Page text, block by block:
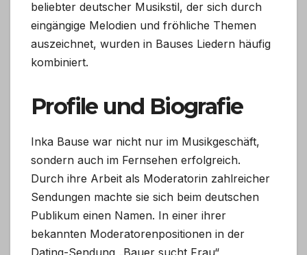
beliebter deutscher Musikstil, der sich durch
eingängige Melodien und fröhliche Themen
auszeichnet, wurden in Bauses Liedern häufig
kombiniert.
Profile und Biografie
Inka Bause war nicht nur im Musikgeschäft,
sondern auch im Fernsehen erfolgreich.
Durch ihre Arbeit als Moderatorin zahlreicher
Sendungen machte sie sich beim deutschen
Publikum einen Namen. In einer ihrer
bekannten Moderatorenpositionen in der